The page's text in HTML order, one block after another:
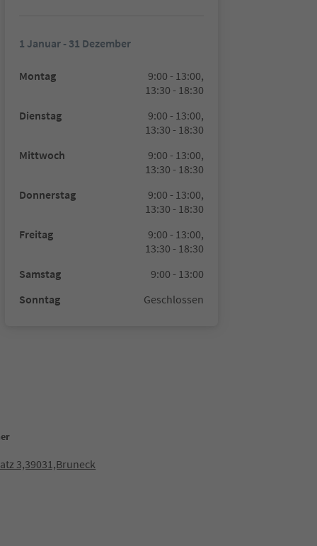
1 Januar - 31 Dezember
Montag
9:00 - 13:00,
13:30 - 18:30
Dienstag
9:00 - 13:00,
13:30 - 18:30
Mittwoch
9:00 - 13:00,
13:30 - 18:30
Donnerstag
9:00 - 13:00,
13:30 - 18:30
Freitag
9:00 - 13:00,
13:30 - 18:30
Samstag
9:00 - 13:00
Sonntag
Geschlossen
3,39031,Bruneck